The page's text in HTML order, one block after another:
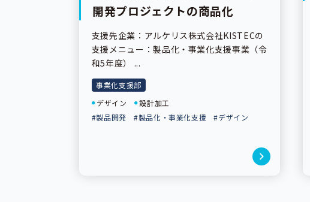
開発プロジェクトの商品化
支援先企業：アルケリス株式会社KISTECの
支援メニュー：製品化・事業化支援事業（令
和5年度） ...
事業化支援部
デザイン
設計加工
#製品開発
#製品化・事業化支援 #デザイン